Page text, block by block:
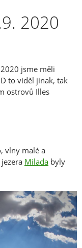
2020
jsme měli
to viděl jinak, tak
ostrovů Illes
vlny malé a
Milada byly